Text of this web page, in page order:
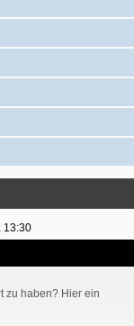
13:30
zu haben? Hier ein